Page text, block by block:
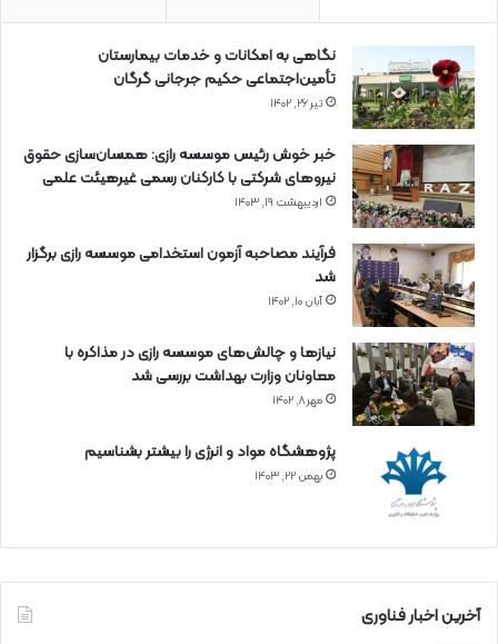
نگاهی به امکانات و خدمات بیمارستان
تأمین‌اجتماعی حکیم جرجانی گرگان
تیر ۲۶, ۱۴۰۲
خبر خوش رئیس موسسه رازی: همسان‌سازی حقوق
نیروهای شرکتی با کارکنان رسمی غیرهیئت علمی
اردیبهشت ۱۹, ۱۴۰۳
فرآیند مصاحبه آزمون استخدامی موسسه رازی برگزار
شد
آبان ۱۰, ۱۴۰۲
نیازها و چالش‌های موسسه رازی در مذاکره با
معاونان وزارت بهداشت بررسی شد
مهر ۸, ۱۴۰۲
پژوهشگاه مواد و انرژی را بیشتر بشناسیم
بهمن ۲۲, ۱۴۰۳
آخرین اخبار فناوری